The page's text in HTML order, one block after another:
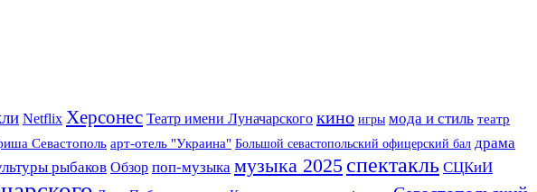
Netflix Херсонес Театр имени Луначарского кино игры мода и стиль театр
Севастополь арт-отель "Украина" Большой севастопольский офицерский бал драма
рыбаков Обзор поп-музыка музыка 2025 спектакль СЦКиИ